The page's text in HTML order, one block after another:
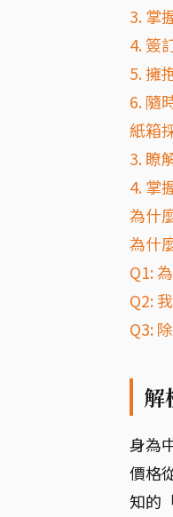
3. 掌
4. 簽
5. 擁
6. 隨
紙箱
3. 瞭
4. 掌
為什
為什
Q1:
Q2:
Q3:
解
身為
價格
知的